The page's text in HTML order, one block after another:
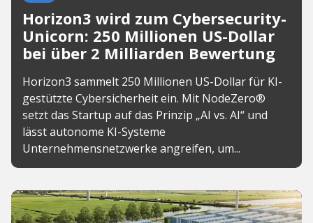
Horizon3 wird zum Cybersecurity-
Unicorn: 250 Millionen US-Dollar
bei über 2 Milliarden Bewertung
Horizon3 sammelt 250 Millionen US-Dollar für KI-
gestützte Cybersicherheit ein. Mit NodeZero®
setzt das Startup auf das Prinzip „AI vs. AI“ und
lässt autonome KI-Systeme
Unternehmensnetzwerke angreifen, um...